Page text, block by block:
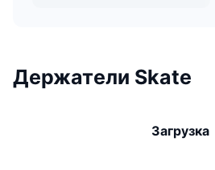
Держатели Skate
Загрузка